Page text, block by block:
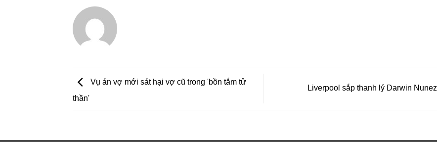
Vụ án vợ mới sát hại vợ cũ trong 'bồn tắm tử
thần'
Liverpool sắp thanh lý Darwin Nunez